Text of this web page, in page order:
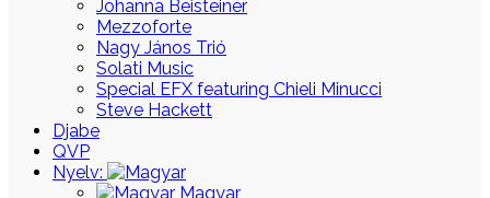
Johanna Beisteiner
Mezzoforte
Nagy János Trió
Solati Music
Special EFX featuring Chieli Minucci
Steve Hackett
Djabe
QVP
Nyelv:
Magyar